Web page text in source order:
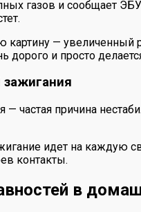
газов и сообщает
картину —
дорого и просто
зажигания
частая причина
идет на
контакты.
в